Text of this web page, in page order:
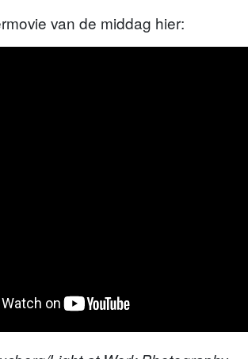
van de middag hier: